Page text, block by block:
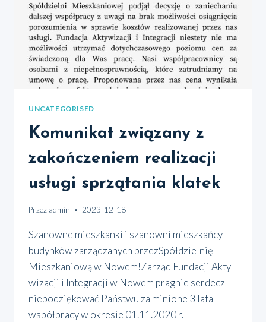
UNCATEGORISED
Komunikat związany z
zakończeniem realizacji
usługi sprzątania klatek
Przez admin 2023-12-18
Sza­now­ne miesz­kan­ki i sza­now­ni miesz­kań­cy
budyn­ków zarzą­dza­nych przezSpół­dziel­nię
Miesz­ka­nio­wą w Nowem!Zarząd Fun­da­cji Akty­
wi­za­cji i Inte­gra­cji w Nowem pra­gnie ser­decz­
niepodzię­ko­wać Pań­stwu za minio­ne 3 lata
współ­pra­cy w okre­sie 01.11.2020 r.